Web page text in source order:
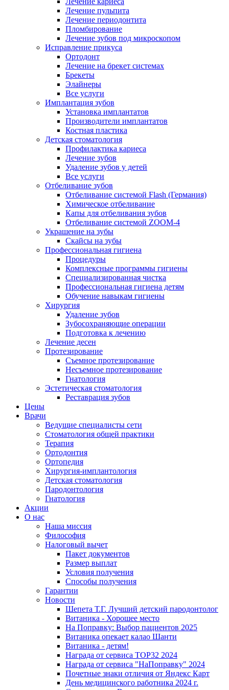
Лечение пульпита
Лечение периодонтита
Пломбирование
Лечение зубов под микроскопом
Исправление прикуса
Ортодонт
Лечение на брекет системах
Брекеты
Элайнеры
Все услуги
Имплантация зубов
Установка имплантатов
Производители имплантатов
Костная пластика
Детская стоматология
Профилактика кариеса
Лечение зубов
Удаление зубов у детей
Все услуги
Отбеливание зубов
Отбеливание системой Flash (Германия)
Химическое отбеливание
Капы для отбеливания зубов
Отбеливание системой ZOOM-4
Украшение на зубы
Скайсы на зубы
Профессиональная гигиена
Процедуры
Комплексные программы гигиены
Специализированная чистка
Профессиональная гигиена детям
Обучение навыкам гигиены
Хирургия
Удаление зубов
Зубосохраняющие операции
Подготовка к лечению
Лечение десен
Протезирование
Съемное протезирование
Несъемное протезирование
Гнатология
Эстетическая стоматология
Реставрация зубов
Цены
Врачи
Ведущие специалисты сети
Стоматология общей практики
Терапия
Ортодонтия
Ортопедия
Хирургия-имплантология
Детская стоматология
Пародонтология
Гнатология
Акции
О нас
Наша миссия
Философия
Налоговый вычет
Пакет документов
Размер выплат
Условия получения
Способы получения
Гарантии
Новости
Шепета Т.Г. Лучший детский пародонтолог
Витаника - Хорошее место
На Поправку: Выбор пациентов 2025
Витаника опекает калао Шанти
Витаника - детям!
Награда от сервиса TOP32 2024
Награда от сервиса "НаПоправку" 2024
Почетные знаки отличия от Яндекс Карт
День медицинского работника 2024 г.